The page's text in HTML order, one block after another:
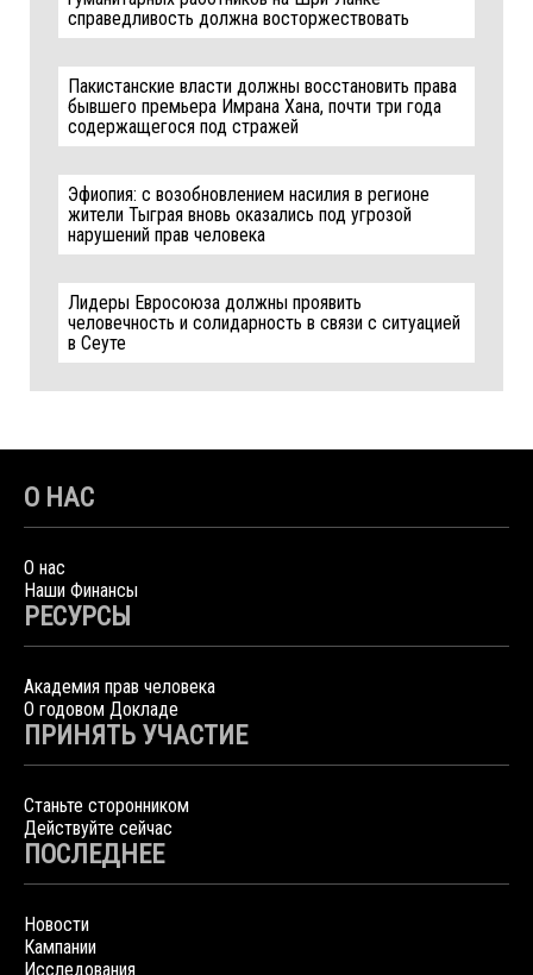
справедливость должна восторжествовать
Пакистанские власти должны восстановить права
бывшего премьера Имрана Хана, почти три года
содержащегося под стражей
Эфиопия: с возобновлением насилия в регионе
жители Тыграя вновь оказались под угрозой
нарушений прав человека
Лидеры Евросоюза должны проявить
человечность и солидарность в связи с ситуацией
в Сеуте
О НАС
О нас
Наши Финансы
РЕСУРСЫ
Академия прав человека
О годовом Докладе
ПРИНЯТЬ УЧАСТИЕ
Станьте сторонником
Действуйте сейчас
ПОСЛЕДНЕЕ
Новости
Кампании
Исследования